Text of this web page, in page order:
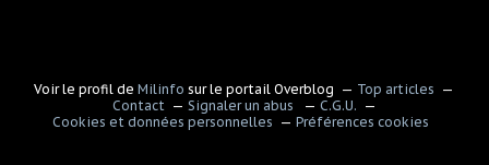
Voir le profil deMilinfo sur le portail Overblog
Top articles
Contact
Signaler un abus
C.G.U.
Cookies et données personnelles
Préférences cookies